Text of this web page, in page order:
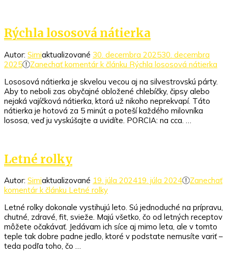
Rýchla lososová nátierka
Autor: Simiaktualizované 30. decembra 202530. decembra
2025
Zanechať komentár k článku Rýchla lososová nátierka
Lososová nátierka je skvelou vecou aj na silvestrovskú párty.
Aby to neboli zas obyčajné obložené chlebíčky, čipsy alebo
nejaká vajíčková nátierka, ktorá už nikoho neprekvapí. Táto
nátierka je hotová za 5 minút a poteší každého milovníka
lososa, veď ju vyskúšajte a uvidíte. PORCIA: na cca. …
Letné rolky
Autor: Simiaktualizované 19. júla 202419. júla 2024
Zanechať
komentár k článku Letné rolky
Letné rolky dokonale vystihujú leto. Sú jednoduché na prípravu,
chutné, zdravé, fit, svieže. Majú všetko, čo od letných receptov
môžete očakávať. Jedávam ich síce aj mimo leta, ale v tomto
teple tak dobre padne jedlo, ktoré v podstate nemusíte variť –
teda podľa toho, čo …